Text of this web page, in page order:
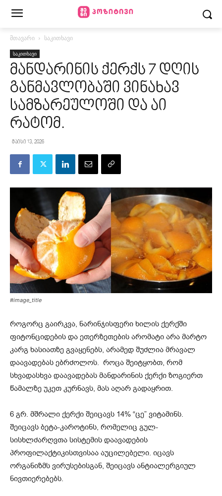
მთავარი საკითხავი
საკითხავი
მანდარინის ქერქს 7 დღის
განმავლობაში ვინახავ
სამზარეულოში და აი
რატომ.
მაისი 13, 2026
#image_title
როგორც გაირკვა, ნარინჯისფერი ხილის ქერქში
ფიტონციდების და ეთერზეთების არომატი არა მარტო
კარგ ხასიათზე გვაყენებს, არამედ შუძლია მრავალ
დაავადებას ებრძოლოს. როცა შეიტყობთ, რომ
სხვადასხვა დაავადებას მანდარინის ქერქი ზოგიერთ
წამალზე უკეთ კურნავს, მას აღარ გადაყრით.
6 გრ. მშრალი ქერქი შეიცავს 14% “ცე” ვიტამინს.
შეიცავს ბეტა-კაროტინს, რომელიც გულ-
სისხლძარღვთა სისტემის დაავადების
პროფილაქტიკისთვისაა აუცილებელი. იცავს
ორგანიზმს ვირუსებისგან, შეიცავს ანტიალერგიულ
ნივთიერებებს.